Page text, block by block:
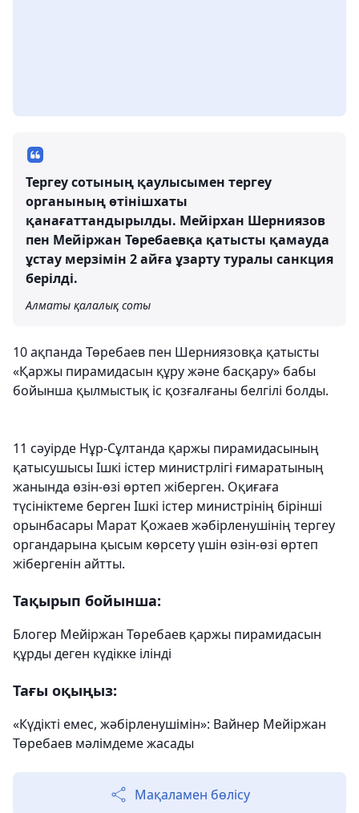
Тергеу сотының қаулысымен тергеу
органының өтінішхаты
қанағаттандырылды. Мейірхан Шерниязов
пен Мейіржан Төребаевқа қатысты қамауда
ұстау мерзімін 2 айға ұзарту туралы санкция
берілді.
Алматы қалалық соты
10 ақпанда Төребаев пен Шерниязовқа қатысты
«Қаржы пирамидасын құру және басқару» бабы
бойынша қылмыстық іс қозғалғаны белгілі болды.
11 сәуірде Нұр-Сұлтанда қаржы пирамидасының
қатысушысы Ішкі істер министрлігі ғимаратының
жанында өзін-өзі өртеп жіберген. Оқиғаға
түсініктеме берген Ішкі істер министрінің бірінші
орынбасары Марат Қожаев жәбірленушінің тергеу
органдарына қысым көрсету үшін өзін-өзі өртеп
жібергенін айтты.
Тақырып бойынша:
Блогер Мейіржан Төребаев қаржы пирамидасын
құрды деген күдікке ілінді
Тағы оқыңыз:
«Күдікті емес, жәбірленушімін»: Вайнер Мейіржан
Төребаев мәлімдеме жасады
Мақаламен бөлісу